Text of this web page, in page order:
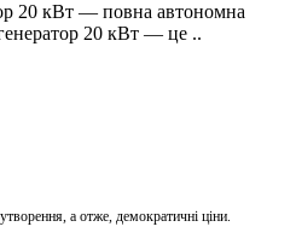
20 кВт — повна автономна
20 кВт — це ..
а отже, демократичні ціни.